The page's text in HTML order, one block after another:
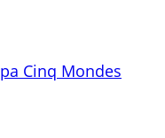
Cinq Mondes